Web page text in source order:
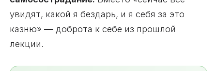
увидят, какой я бездарь, и я себя за это
казню» — доброта к себе из прошлой
лекции.